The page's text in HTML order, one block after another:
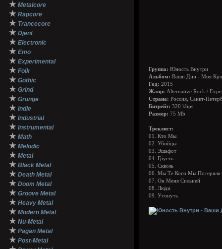
★ Metalcore
★ Rapcore
★ Trancecore
★ Djent
★ Electronic
★ Emo
★ Experimental
★ Folk
★ Gothic
★ Grind
★ Grunge
★ Indie
★ Industrial
★ Instrumental
★ Math
★ Melodic
★ Metal
★ Black Metal
★ Death Metal
★ Doom Metal
★ Groove Metal
★ Heavy Metal
★ Modern Metal
★ Nu-Metal
★ Pagan Metal
★ Post-Metal
Группа: Юность Внутри
Альбом: Ваши Дни - Моя
Год: 2015
Жанр: Alternative Rock /
Страна: Россия, Санкт-
Битрейт: 320 kbps
Размер: 75 Mb
Треклист:
01. Кто Мы
02. Убийцы
03. Эшафот
04. Грусть
05. Сквозь
06. Мы Те Кого Мы Потеряли
07. Он Меня Сильней
08. Люди
09. Утонуть